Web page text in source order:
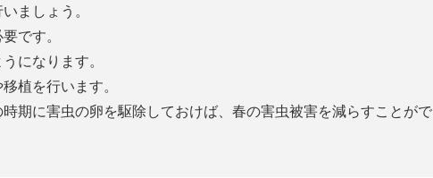
ましょう。
です。
になります。
植を行います。
期に害虫の卵を駆除しておけば、春の害虫被害を減らすことがで